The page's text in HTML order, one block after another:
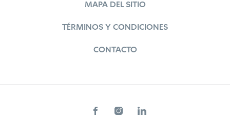
MAPA DEL SITIO
TÉRMINOS Y CONDICIONES
CONTACTO